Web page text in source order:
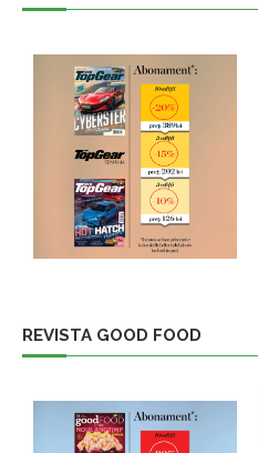
REVISTA GOOD FOOD